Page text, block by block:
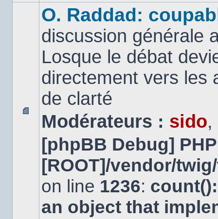
Aucun
message
non
O. Raddad:
discussion générale
Losque le débat
directement vers les
de clarté
Modérateurs : sido,
[phpBB Debug]
[ROOT]/vendor/
on line 1236:
an object that